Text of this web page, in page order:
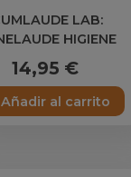
LAB:
HIGIENE
CLX 1 ENVASE 500
ML
14,95 €
Añadir al carrito